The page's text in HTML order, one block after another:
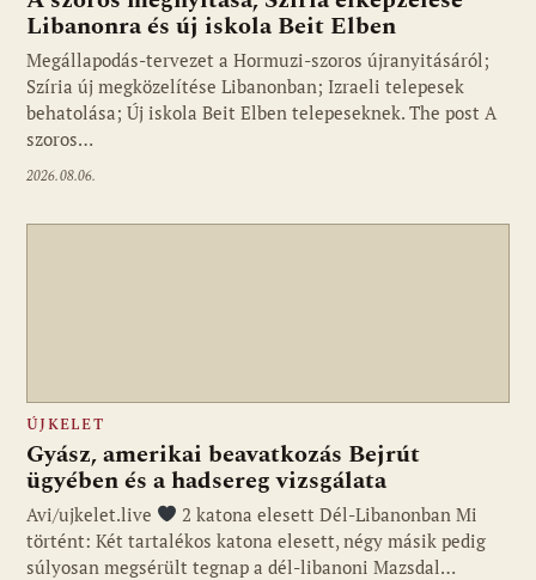
Libanonra és új iskola Beit Elben
Megállapodás-tervezet a Hormuzi-szoros újranyitásáról;
Szíria új megközelítése Libanonban; Izraeli telepesek
behatolása; Új iskola Beit Elben telepeseknek. The post A
szoros…
2026.08.06.
ÚJKELET
Gyász, amerikai beavatkozás Bejrút
ügyében és a hadsereg vizsgálata
Avi/ujkelet.live
2 katona elesett Dél-Libanonban Mi
történt: Két tartalékos katona elesett, négy másik pedig
súlyosan megsérült tegnap a dél-libanoni Mazsdal…